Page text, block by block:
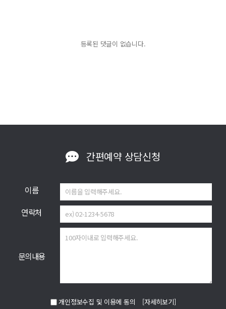
등록된 댓글이 없습니다.
간편예약상담신청
이름
연락처
문의내용
개인정보수집 및 이용에 동의 [자세히보기]